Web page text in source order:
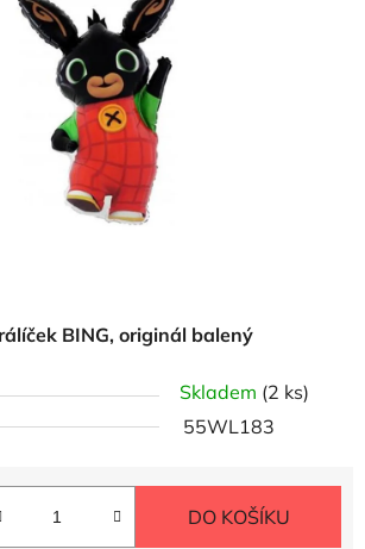
BING, originál balený
Skladem (2 ks)
55WL183
DO KOŠÍKU